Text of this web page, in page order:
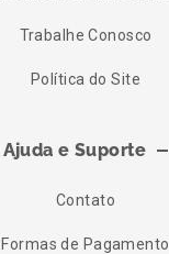
Trabalhe Conosco
Política do Site
Ajuda e Suporte
Contato
Formas de Pagamento